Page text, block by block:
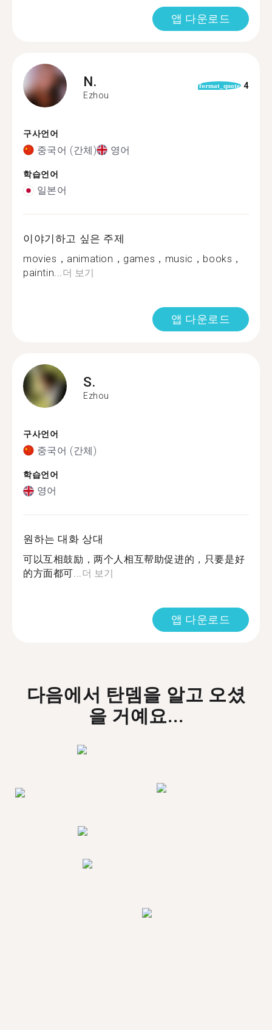
앱 다운로드
N.
Ezhou
format_quote 4
구사언어
중국어 (간체) 영어
학습언어
일본어
이야기하고 싶은 주제
movies，animation，games，music，books，
paintin...더 보기
앱 다운로드
S.
Ezhou
구사언어
중국어 (간체)
학습언어
영어
원하는 대화 상대
可以互相鼓励，两个人相互帮助促进的，只要是好
的方面都可...더 보기
앱 다운로드
다음에서 탄뎀을 알고 오셨
을 거예요...